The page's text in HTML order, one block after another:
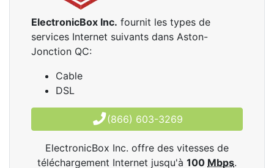
ElectronicBox Inc. fournit les types de
services Internet suivants dans Aston-
Jonction QC:
Cable
DSL
(866) 603-3269
ElectronicBox Inc. offre des vitesses de
téléchargement Internet jusqu'à 100 Mbps.